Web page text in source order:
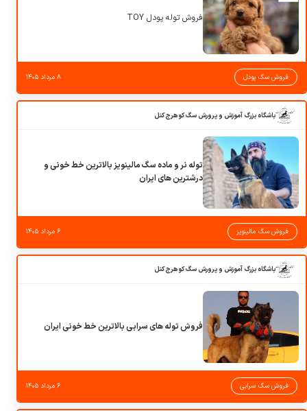
فروش توله پودل TOY
فروش سگ پودل ۸ مرداد ۱۴۰۵
باشگاه بزرگ آموزش و پرورش سگ کوهرج کنل
توله نر و ماده سگ مالینویز بالاترین خط خونی و
درشترین های ایران
فروش سگ مالینویز ۶ مرداد ۱۴۰۵
باشگاه بزرگ آموزش و پرورش سگ کوهرج کنل
فروش توله های سرابی بالاترین خط خونی ایران
فروش سگ سرابی ۶ مرداد ۱۴۰۵